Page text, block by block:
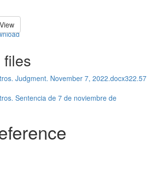
View
Judgment. November 7, 2022.docx322.57
Sentencia de 7 de noviembre de